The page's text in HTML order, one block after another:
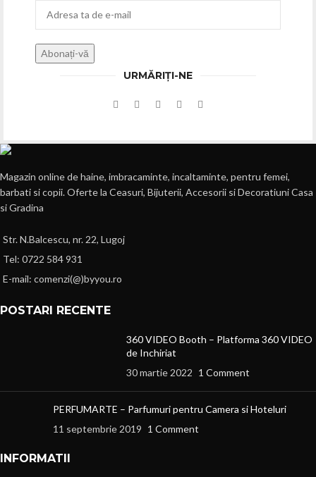
URMĂRIȚI-NE
Magazin online de haine, imbracaminte, incaltaminte, pentru femei,
barbati si copii. Oferte la Ceasuri, Bijuterii, Accesorii si Decoratiuni Casa
si Gradina
Str. N.Balcescu, nr. 22, Lugoj
Tel: 0722 584 931
E-mail: comenzi(@)byyou.ro
POSTARI RECENTE
360 VIDEO Booth – Platforma 360 VIDEO
de Inchiriat
30 martie 2022 1 Comment
PERFUMARTE – Parfumuri pentru Camera si Hoteluri
11 septembrie 2019 1 Comment
INFORMATII